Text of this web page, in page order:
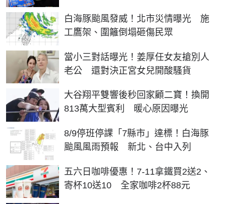
白海豚颱風發威！北市災情曝光 施
工鷹架、圍籬倒塌砸傷民眾
當小三對話曝光！姜厚任女友搶別人
老公 還對決正宮女兒開酸騷貨
大谷翔平雙響後秒回家顧二寶！換開
813萬大型賓利 暖心原因曝光
8/9停班停課「7縣市」達標！白海豚
颱風風雨預報 新北、台中入列
五六日咖啡優惠！7-11拿鐵買2送2、
寄杯10送10 全家咖啡2杯88元